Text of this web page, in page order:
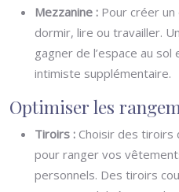
Mezzanine : Pour créer
dormir, lire ou travailler.
gagner de l’espace au
intimiste supplémentaire.
Optimiser les
Tiroirs : Choisir des
pour ranger vos
personnels. Des tiroirs